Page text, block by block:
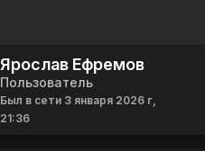
Ярослав Ефремов
Пользователь
Был в сети 3 января 2026 г,
21:36